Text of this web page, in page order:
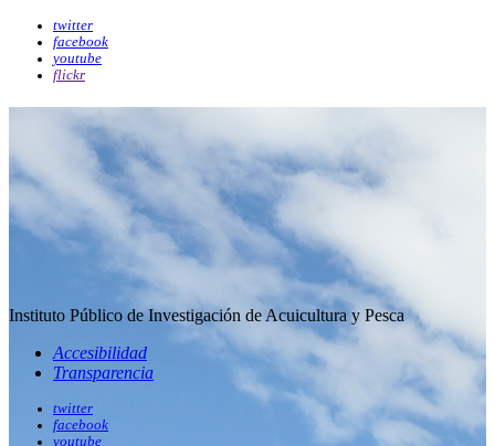
twitter
facebook
youtube
flickr
Instituto Público de Investigación de Acuicultura y Pesca
Accesibilidad
Transparencia
twitter
facebook
youtube